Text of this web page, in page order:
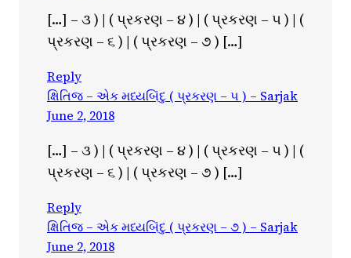
[…] – ૩ ) | ( પ્રકરણ – ૪ ) | ( પ્રકરણ – ૫ ) | (
પ્રકરણ – ૬ ) | ( પ્રકરણ – ૭ ) […]
Reply
ક્ષિતિજ – એક મધ્યબિંદુ ( પ્રકરણ – ૫ ) – Sarjak
June 2, 2018
[…] – ૩ ) | ( પ્રકરણ – ૪ ) | ( પ્રકરણ – ૫ ) | (
પ્રકરણ – ૬ ) | ( પ્રકરણ – ૭ ) […]
Reply
ક્ષિતિજ – એક મધ્યબિંદુ ( પ્રકરણ – ૭ ) – Sarjak
June 2, 2018